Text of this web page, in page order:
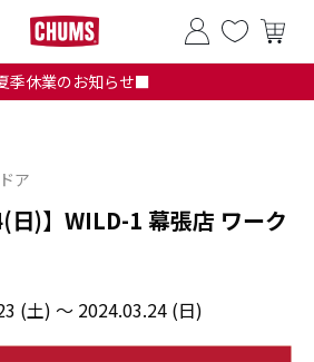
季休業のお知らせ■
ア
日)】WILD-1 幕張店 ワーク
(土) ～ 2024.03.24 (日)